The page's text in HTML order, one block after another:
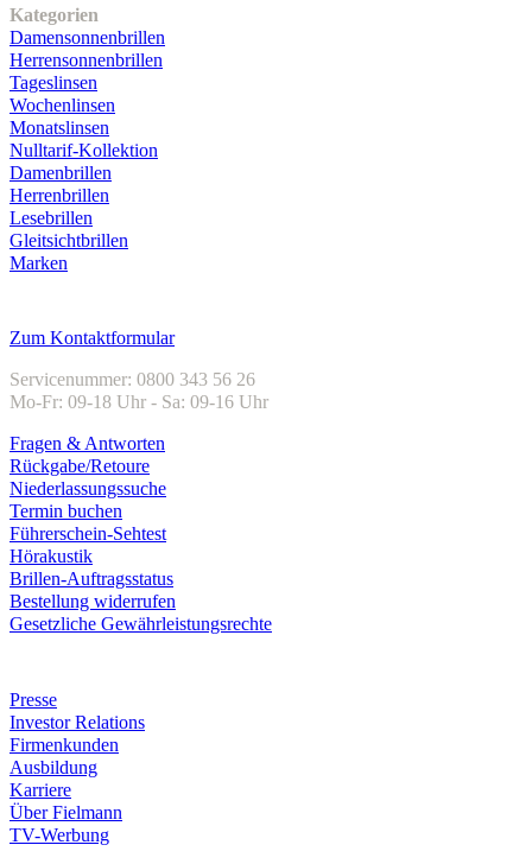
Kategorien
Damensonnenbrillen
Herrensonnenbrillen
Tageslinsen
Wochenlinsen
Monatslinsen
Nulltarif-Kollektion
Damenbrillen
Herrenbrillen
Lesebrillen
Gleitsichtbrillen
Marken
Zum Kontaktformular
Servicenummer: 0800 343 56 26
Mo-Fr: 09-18 Uhr - Sa: 09-16 Uhr
Fragen & Antworten
Rückgabe/Retoure
Niederlassungssuche
Termin buchen
Führerschein-Sehtest
Hörakustik
Brillen-Auftragsstatus
Bestellung widerrufen
Gesetzliche Gewährleistungsrechte
Presse
Investor Relations
Firmenkunden
Ausbildung
Karriere
Über Fielmann
TV-Werbung